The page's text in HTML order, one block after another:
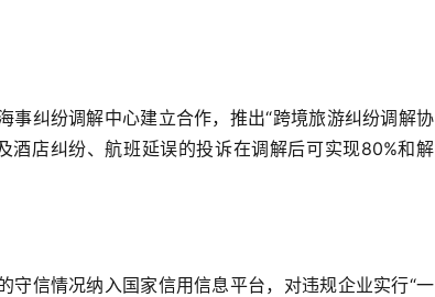
纠纷调解中心建立合作，推出“跨境旅游纠纷调解协
酒店纠纷、航班延误的投诉在调解后可实现80%和解
守信情况纳入国家信用信息平台，对违规企业实行“一